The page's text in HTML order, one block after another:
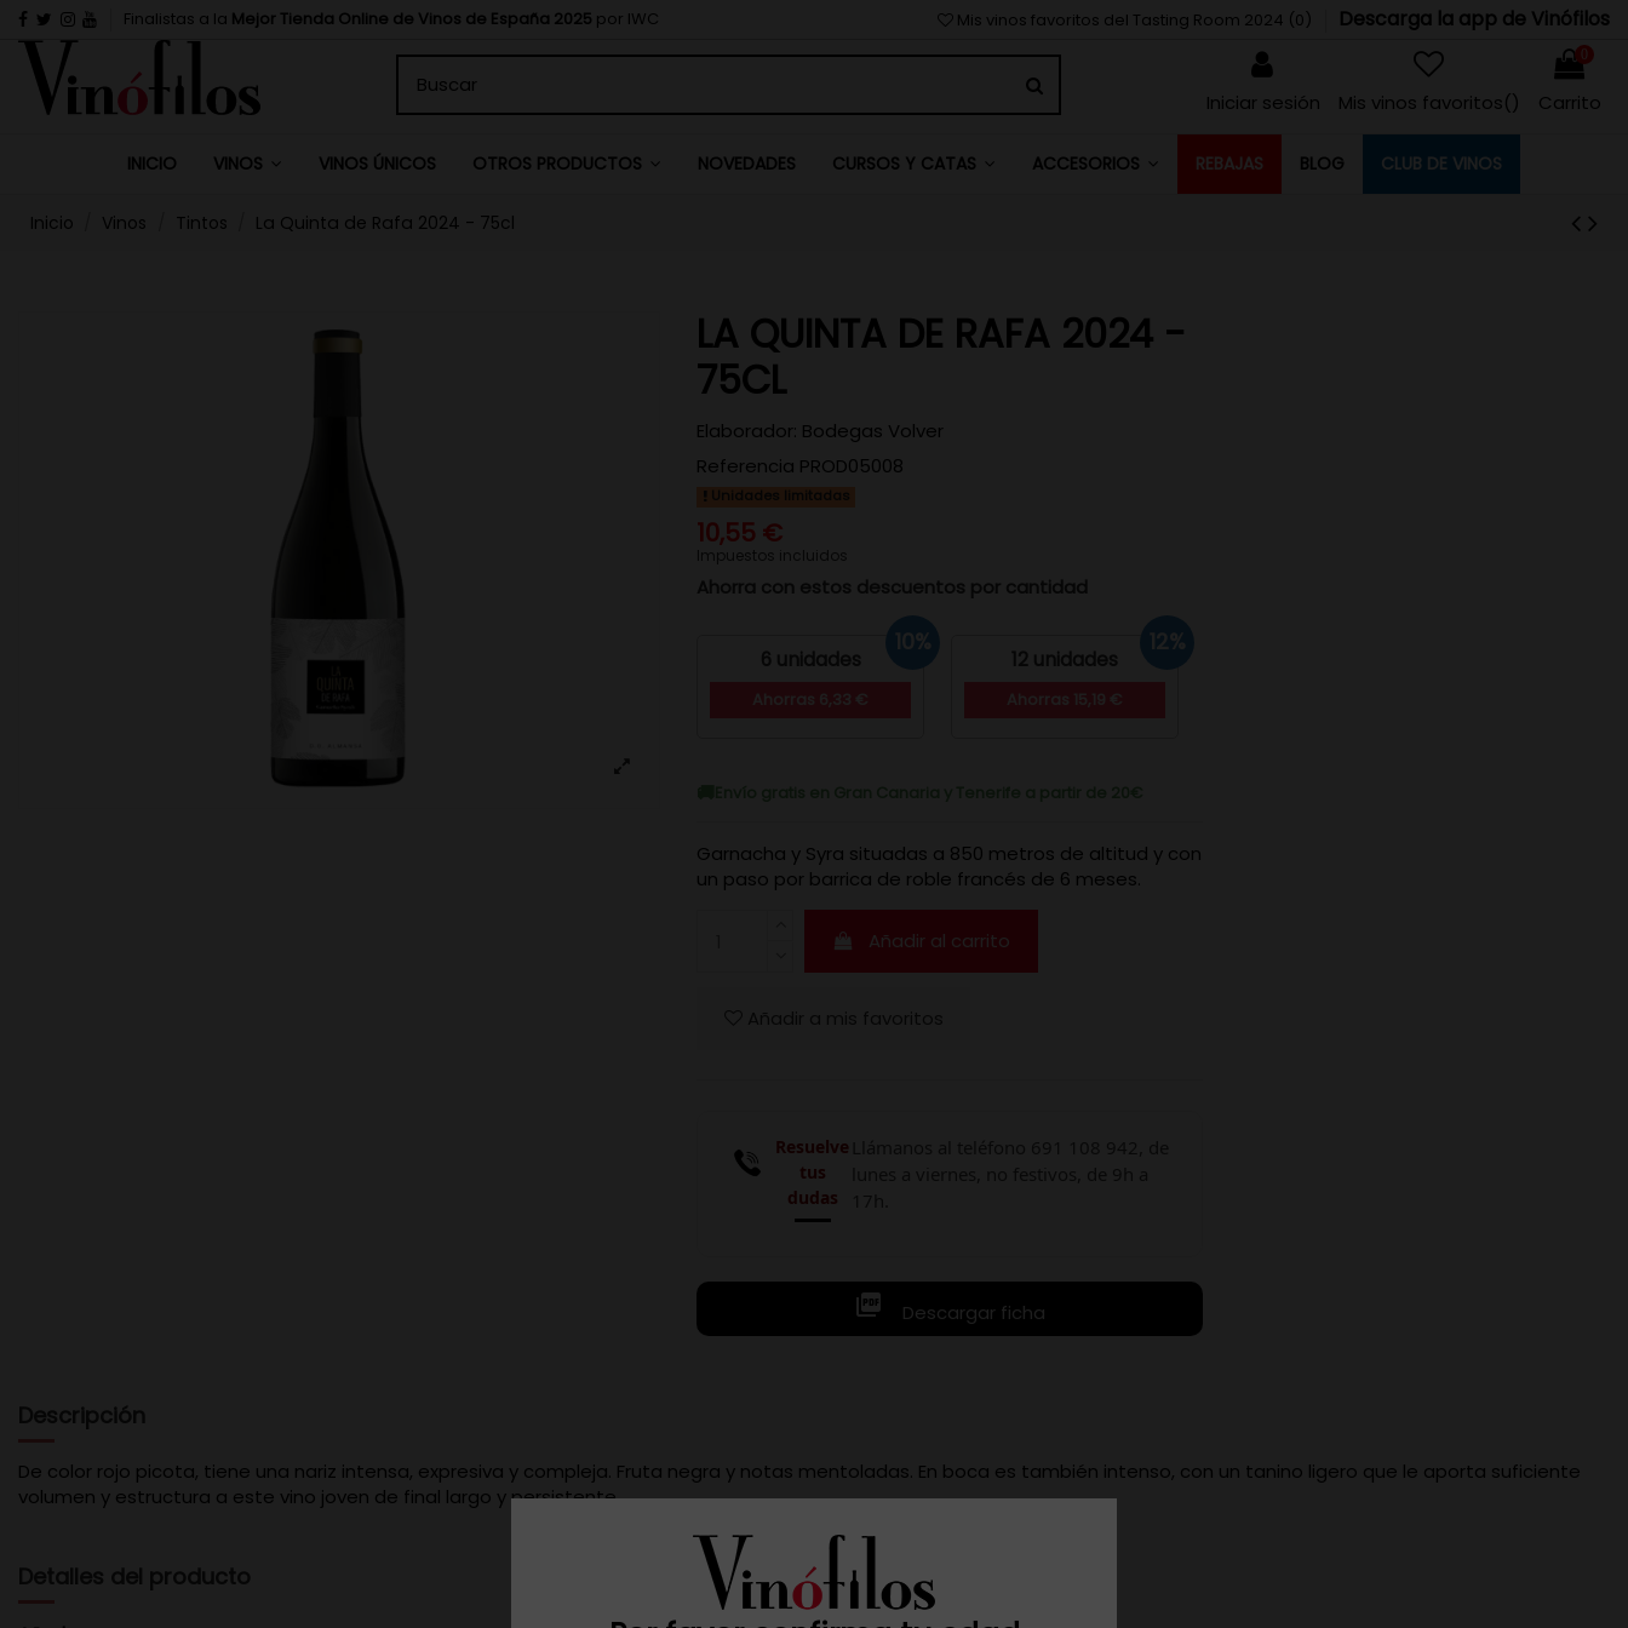
Finalistas a la Mejor Tienda Online de Vinos de España 2025 por IWC Mis vinos favoritos del Tasting Room 2024 (0) Descarga la app de Vinófilos
Iniciar sesión Mis vinos favoritos() Carrito
INICIO VINOS VINOS ÚNICOS OTROS PRODUCTOS NOVEDADES CURSOS Y CATAS ACCESORIOS REBAJAS BLOG CLUB DE VINOS
Inicio Vinos Tintos La Quinta de Rafa 2024 - 75cl
LA QUINTA DE RAFA 2024 -
75CL
Elaborador: Bodegas Volver
Referencia PROD05008
Unidades limitadas
10,55 €
Impuestos incluidos
Ahorra con estos descuentos por cantidad
6 unidades
10%
12 unidades
12%
Garnacha y Syra situadas a 850 metros de altitud y con
un paso por barrica de roble francés de 6 meses.
Añadir al carrito
Resuelve
tus
dudas
 Descargar ficha
Descripción
De color rojo picota, tiene una nariz intensa, expresiva y compleja. Fruta negra y notas mentoladas. En boca es también intenso, con un tanino ligero que le aporta suficiente
volumen y estructura a este vino joven de final largo y persistente.
Detalles del producto